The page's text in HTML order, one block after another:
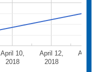
April 10,
2018
April 12,
2018
April